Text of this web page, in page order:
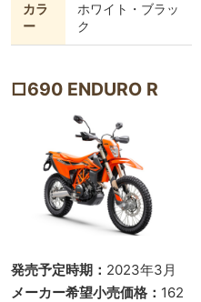
カラ
ー
ホワイト・ブラッ
ク
□690 ENDURO R
発売予定時期： 2023年3月
メーカー希望小売価格： 162